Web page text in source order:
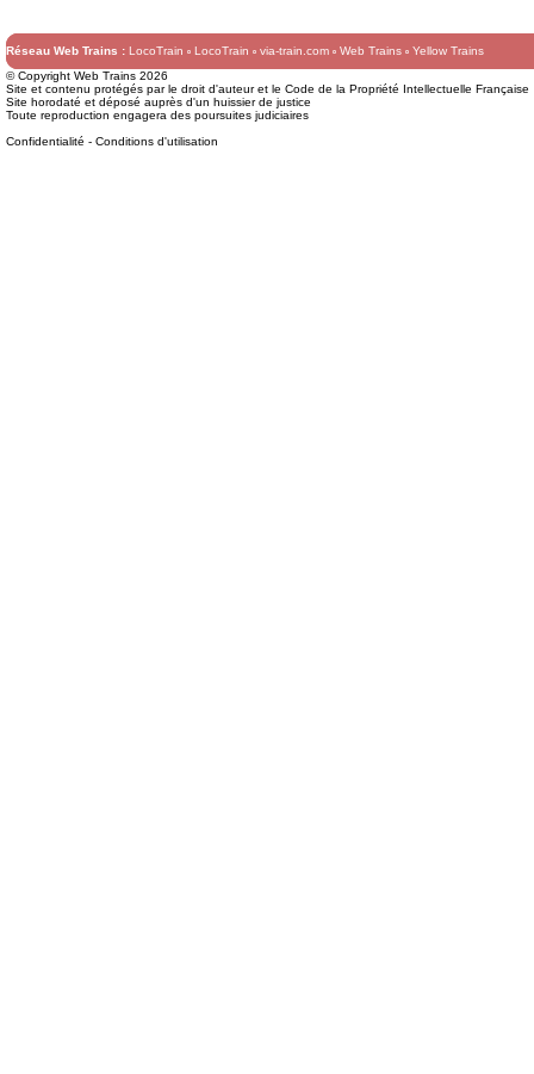
Réseau Web Trains : LocoTrain LocoTrain via-train.com Web Trains
Yellow Trains
© Copyright Web Trains 2026
Site et contenu protégés par le droit d'auteur et le Code de la Propriété Intellectuelle Française
Site horodaté et déposé auprès d'un huissier de justice
Toute reproduction engagera des poursuites judiciaires
Confidentialité - Conditions d'utilisation